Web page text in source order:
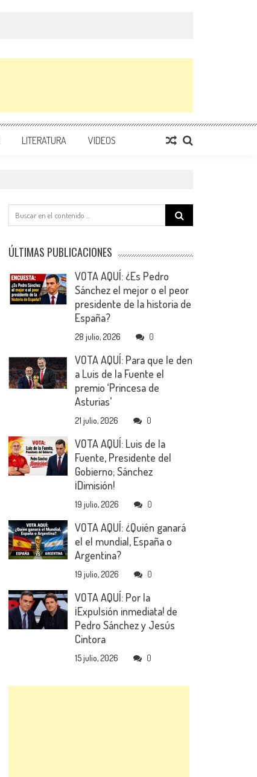
LITERATURA VIDEOS
Search
for:
ÚLTIMAS PUBLICACIONES
VOTA AQUÍ: ¿Es Pedro
Sánchez el mejor o el peor
presidente de la historia de
España?
28 julio, 2026 0
VOTA AQUÍ: Para que le den
a Luis de la Fuente el
premio ‘Princesa de
Asturias’
21 julio, 2026 0
VOTA AQUÍ: Luis de la
Fuente, Presidente del
Gobierno; Sánchez
¡Dimisión!
19 julio, 2026 0
VOTA AQUÍ: ¿Quién ganará
el el mundial, España o
Argentina?
19 julio, 2026 0
VOTA AQUÍ: Por la
¡Expulsión inmediata! de
Pedro Sánchez y Jesús
Cintora
15 julio, 2026 0